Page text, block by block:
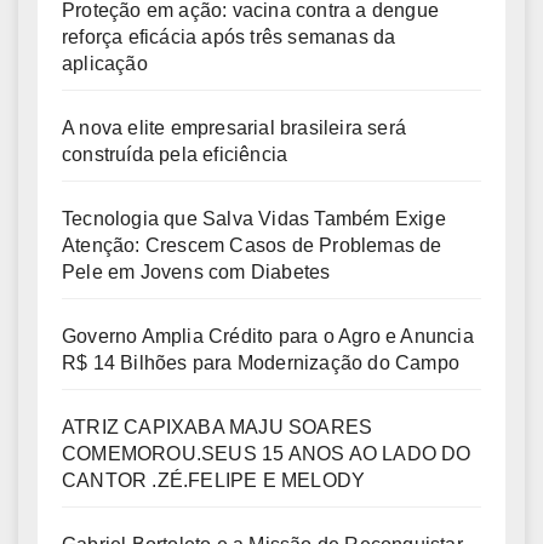
Proteção em ação: vacina contra a dengue
reforça eficácia após três semanas da
aplicação
A nova elite empresarial brasileira será
construída pela eficiência
Tecnologia que Salva Vidas Também Exige
Atenção: Crescem Casos de Problemas de
Pele em Jovens com Diabetes
Governo Amplia Crédito para o Agro e Anuncia
R$ 14 Bilhões para Modernização do Campo
ATRIZ CAPIXABA MAJU SOARES
COMEMOROU.SEUS 15 ANOS AO LADO DO
CANTOR .ZÉ.FELIPE E MELODY